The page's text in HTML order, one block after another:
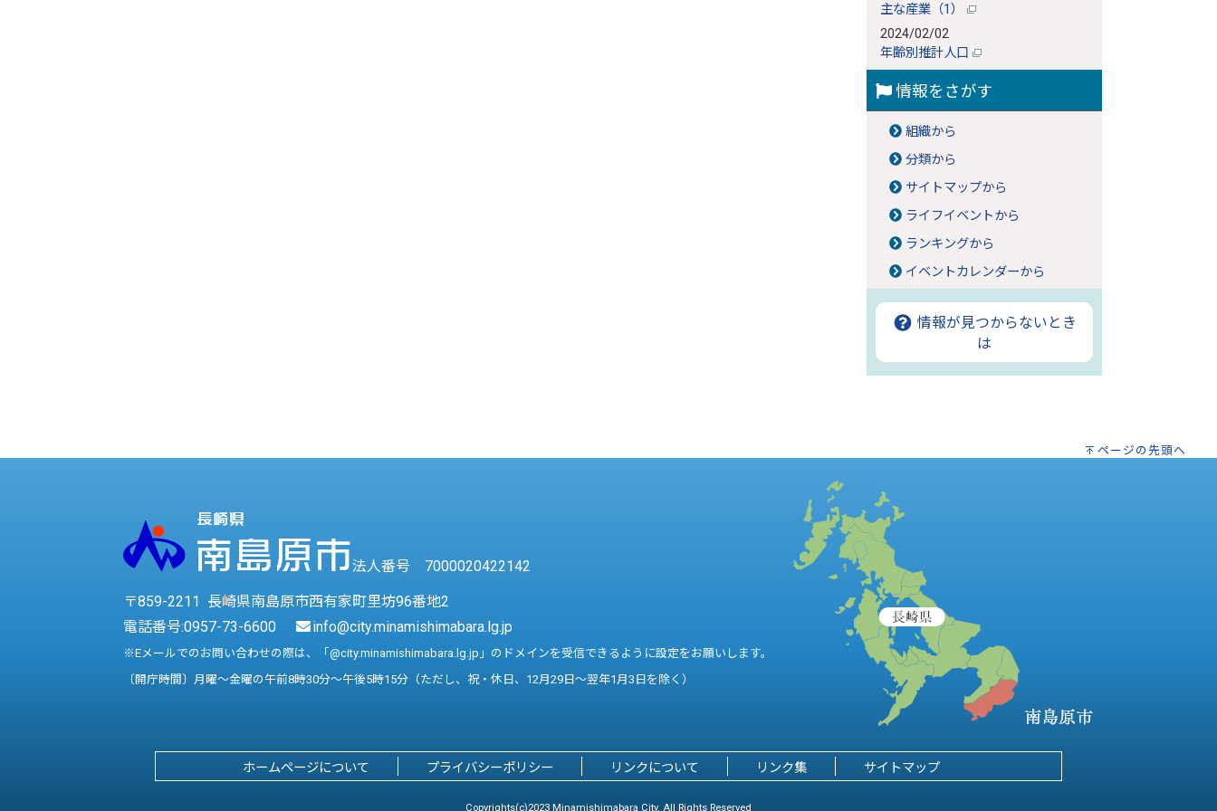
主な産業（1）
2024/02/02
年齢別推計人口
情報をさがす
組織から
分類から
サイトマップから
ライフイベントから
ランキングから
イベントカレンダーから
情報が見つからないとき
は
ページの先頭へ
法人番号 7000020422142
〒859-2211 長崎県南島原市西有家町里坊96番地2
電話番号:0957-73-6600 info@city.minamishimabara.lg.jp
※Eメールでのお問い合わせの際は、「@city.minamishimabara.lg.jp」のドメインを受信できるように設定をお願いします。
〔開庁時間〕月曜～金曜の午前8時30分～午後5時15分（ただし、祝・休日、12月29日～翌年1月3日を除く）
ホームページについて プライバシーポリシー リンクについて リンク集 サイトマップ
Copyrights(c)2023 Minamishimabara City. All Rights Reserved